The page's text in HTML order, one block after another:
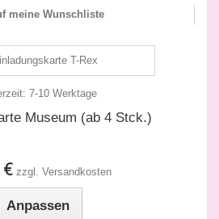
meine Wunschliste
7-10 Werktage
Museum (ab 4 Stck.)
zzgl. Versandkosten
Anpassen